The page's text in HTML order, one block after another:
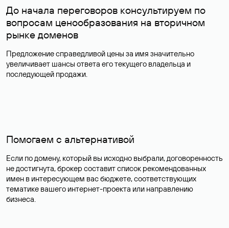
До начала переговоров консультируем по
вопросам ценообразования на вторичном
рынке доменов
Предложение справедливой цены за имя значительно
увеличивает шансы ответа его текущего владельца и
последующей продажи.
Помогаем с альтернативой
Если по домену, который вы исходно выбрали, договоренность
не достигнута, брокер составит список рекомендованных
имен в интересующем вас бюджете, соответствующих
тематике вашего интернет-проекта или направлению
бизнеса.